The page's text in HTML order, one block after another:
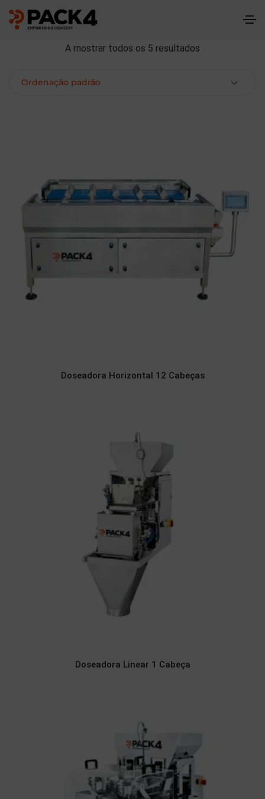
A mostrar todos os 5 resultados
Doseadora Horizontal 12 Cabeças
Doseadora Linear 1 Cabeça